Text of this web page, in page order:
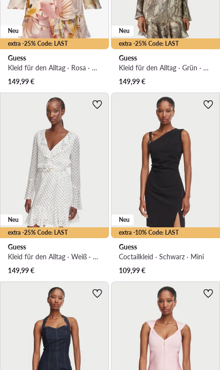
extra -25% Code: LAST
Neu
Guess
Kleid für den Alltag · Rosa · Mini
149,99€
extra -25% Code: LAST
Neu
Guess
Kleid für den Alltag · Grün · Mini
149,99€
extra -25% Code: LAST
Neu
Guess
Kleid für den Alltag · Weiß · Mini
149,99€
extra -10% Code: LAST
Neu
Guess
Coctailkleid · Schwarz · Mini
109,99€